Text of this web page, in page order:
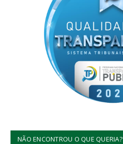
NÃO ENCONTROU O QUE QUERIA?